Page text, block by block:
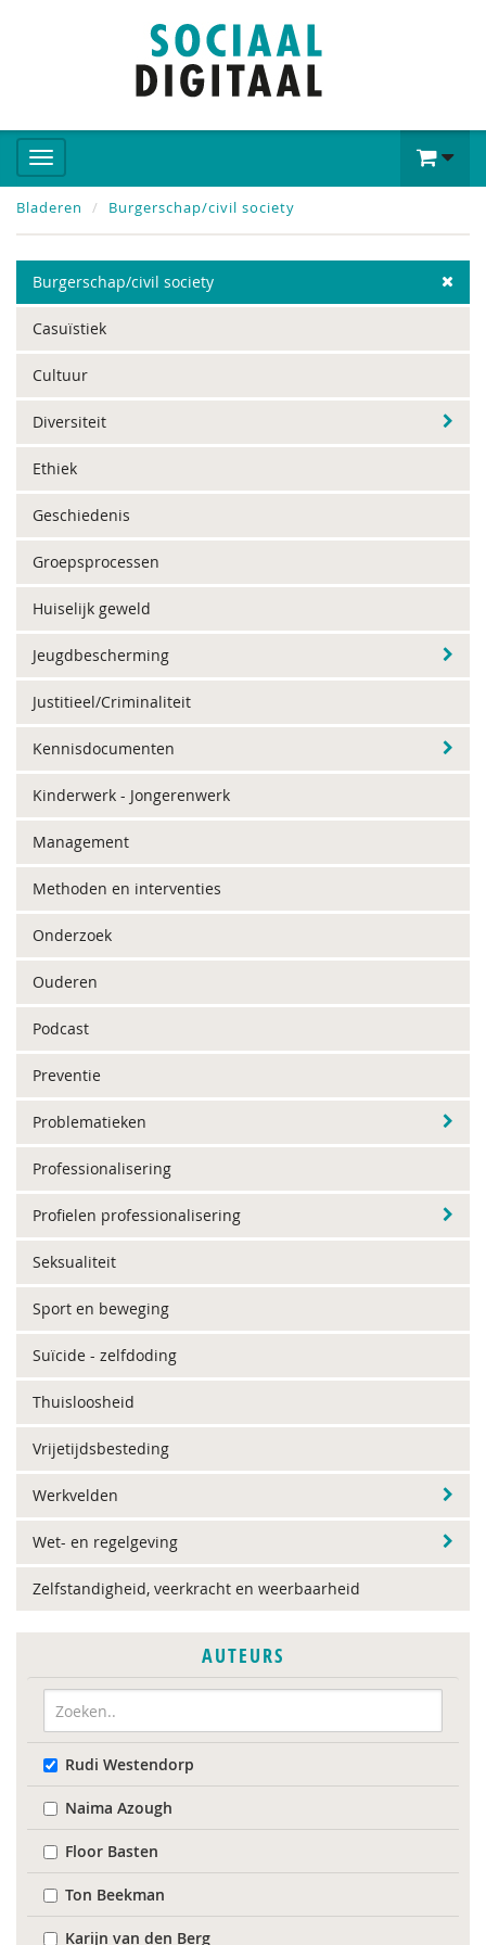
Bladeren Burgerschap/civil society
Burgerschap/civil society
Casuïstiek
Cultuur
Diversiteit
Ethiek
Geschiedenis
Groepsprocessen
Huiselijk geweld
Jeugdbescherming
Justitieel/Criminaliteit
Kennisdocumenten
Kinderwerk - Jongerenwerk
Management
Methoden en interventies
Onderzoek
Ouderen
Podcast
Preventie
Problematieken
Professionalisering
Profielen professionalisering
Seksualiteit
Sport en beweging
Suïcide - zelfdoding
Thuisloosheid
Vrijetijdsbesteding
Werkvelden
Wet- en regelgeving
Zelfstandigheid, veerkracht en weerbaarheid
AUTEURS
Rudi Westendorp
Naima Azough
Floor Basten
Ton Beekman
Karijn van den Berg